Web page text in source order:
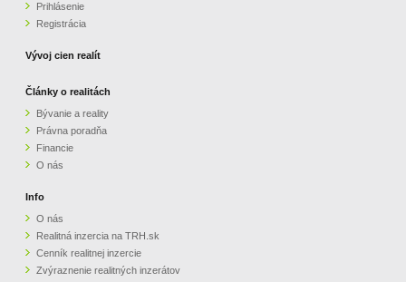
Prihlásenie
Registrácia
Vývoj cien realít
Články o realitách
Bývanie a reality
Právna poradňa
Financie
O nás
Info
O nás
Realitná inzercia na TRH.sk
Cenník realitnej inzercie
Zvýraznenie realitných inzerátov